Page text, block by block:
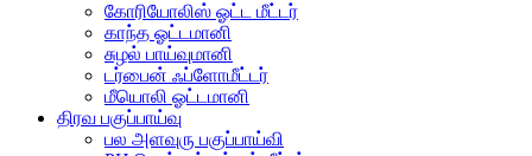
கோரியோலிஸ் ஓட்ட மீட்டர்
காந்த ஓட்டமானி
சுழல் பாய்வுமானி
டர்பைன் ஃப்ளோமீட்டர்
மீயொலி ஓட்டமானி
திரவ பகுப்பாய்வு
பல அளவுரு பகுப்பாய்வி